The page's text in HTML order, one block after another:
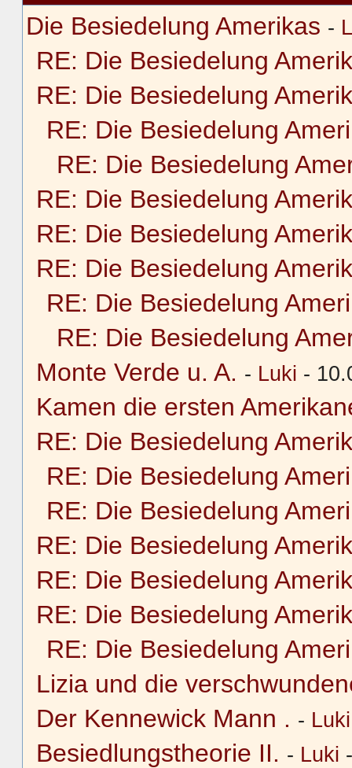
Die Besiedelung Amerikas -
RE: Die Besiedelung
RE: Die Besiedelung
RE: Die Besiedelung
RE: Die Besiedelung
RE: Die Besiedelung
RE: Die Besiedelung
RE: Die Besiedelung
RE: Die Besiedelung
RE: Die Besiedelung
Monte Verde u. A. - Luki -
Kamen die ersten
RE: Die Besiedelung
RE: Die Besiedelung
RE: Die Besiedelung
RE: Die Besiedelung
RE: Die Besiedelung
RE: Die Besiedelung
RE: Die Besiedelung
Lizia und die
Der Kennewick Mann . - Luki
Besiedlungstheorie II. - Luki